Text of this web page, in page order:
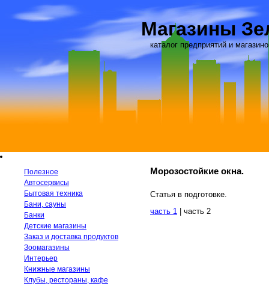
Магазины
каталог предприятий и
Полезное
Автосервисы
Бытовая техника
Бани, сауны
Банки
Детские магазины
Заказ и доставка продуктов
Зоомагазины
Интерьер
Книжные магазины
Клубы, рестораны, кафе
Морозостойкие окна.
Статья в подготовке.
часть 1 | часть 2